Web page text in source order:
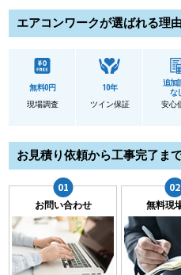
エアコンワークが選ばれる理由
無料0円
現場調査
10年
ツイン保証
追加
な
安心
お見積り依頼から工事完了ま
お問い合わせ 無料現